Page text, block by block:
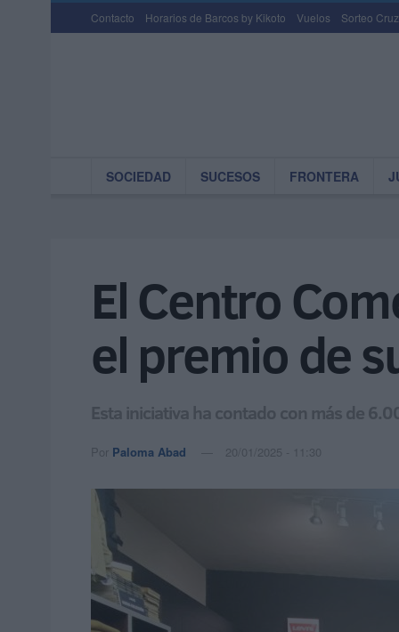
Contacto Horarios de Barcos by Kikoto Vuelos Sorteo
SOCIEDAD SUCESOS FRONTERA
El Centro
el premio de
Esta iniciativa ha contado con más de
Por Paloma Abad 20/01/2025 - 11:30